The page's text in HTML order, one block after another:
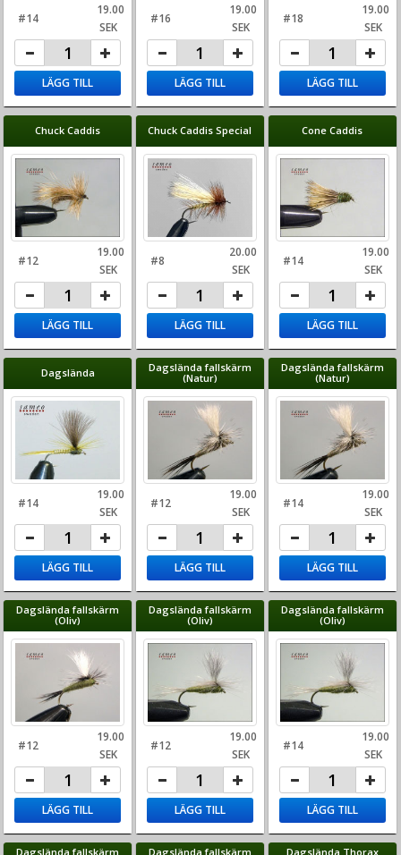
#14
19.00
SEK
LÄGG TILL
#16
19.00
SEK
LÄGG TILL
#18
19.00
SEK
LÄGG TILL
Chuck Caddis
#12
19.00
SEK
LÄGG TILL
Chuck Caddis Special
#8
20.00
SEK
LÄGG TILL
Cone Caddis
#14
19.00
SEK
LÄGG TILL
Dagslända
#14
19.00
SEK
LÄGG TILL
Dagslända fallskärm
(Natur)
#12
19.00
SEK
LÄGG TILL
Dagslända fallskärm
(Natur)
#14
19.00
SEK
LÄGG TILL
Dagslända fallskärm
(Oliv)
#12
19.00
SEK
LÄGG TILL
Dagslända fallskärm
(Oliv)
#12
19.00
SEK
LÄGG TILL
Dagslända fallskärm
(Oliv)
#14
19.00
SEK
LÄGG TILL
Dagslända fallskärm Dagslända fallskärm Dagslända Thorax